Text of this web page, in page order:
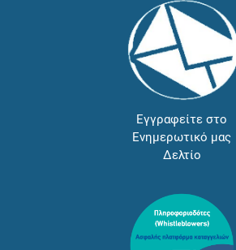
Εγγραφείτε στο
Ενημερωτικό μας
Δελτίο